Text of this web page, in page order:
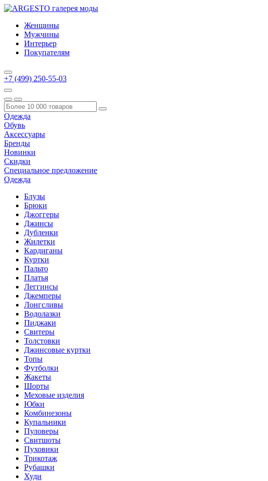
Женщины
Мужчины
Интерьер
Покупателям
+7 (499) 250-55-03
Одежда
Обувь
Аксессуары
Бренды
Новинки
Скидки
Специальное предложение
Одежда
Блузы
Брюки
Джоггеры
Джинсы
Дубленки
Жилетки
Кардиганы
Куртки
Пальто
Платья
Леггинсы
Джемперы
Лонгсливы
Водолазки
Пиджаки
Свитеры
Толстовки
Джинсовые куртки
Топы
Футболки
Жакеты
Шорты
Меховые изделия
Юбки
Комбинезоны
Купальники
Пуловеры
Свитшоты
Пуховики
Трикотаж
Рубашки
Худи